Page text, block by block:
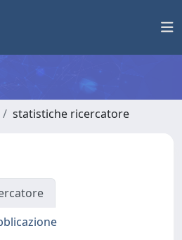
statistiche ricercatore